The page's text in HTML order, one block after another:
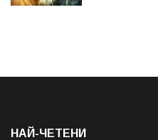
НАЙ-ЧЕТЕНИ